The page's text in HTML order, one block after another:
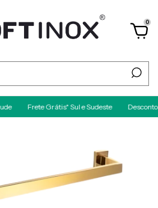
0
Frete Grátis* Sul e Sudeste Desconto no PIX